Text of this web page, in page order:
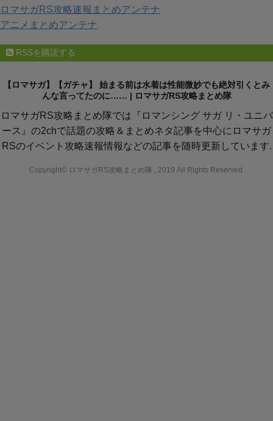
ロマサガRS攻略速報まとめアンテナ
アニメまとめアンテナ
RSSを購読する
【ロマサガ】【ガチャ】 始まる前は水着は性能微妙でも絶対引くとみ
んな言ってたのに…… | ロマサガRS攻略まとめ隊
ロマサガRS攻略まとめ隊では『ロマンシング サガ リ・ユニバ
ース』の2chで話題の攻略＆まとめネタ記事を中心にロマサガ
RSのイベント攻略速報情報などの記事を随時更新しています.
Copyright© ロマサガRS攻略まとめ隊 , 2019 All Rights Reserved.